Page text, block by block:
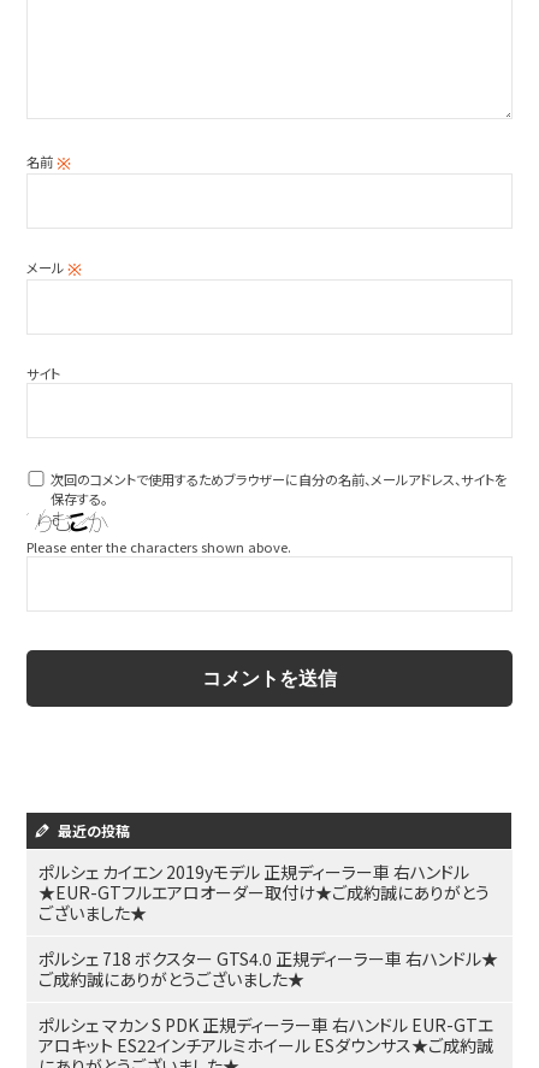
名前※
メール※
サイト
次回のコメントで使用するためブラウザーに自分の名前、メールアドレス、サイトを
保存する。
Please enter the characters shown above.
最近の投稿
ポルシェ カイエン 2019yモデル 正規ディーラー車 右ハンドル
★EUR-GTフルエアロオーダー取付け★ご成約誠にありがとう
ございました★
ポルシェ 718 ボクスター GTS4.0 正規ディーラー車 右ハンドル★
ご成約誠にありがとうございました★
ポルシェ マカン S PDK 正規ディーラー車 右ハンドル EUR-GTエ
アロキット ES22インチアルミホイール ESダウンサス★ご成約誠